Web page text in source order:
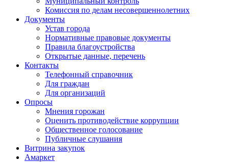
Комиссия по делам несовершеннолетних
Документы
Устав города
Нормативные правовые документы
Правила благоустройства
Открытые данные, перечень
Контакты
Телефонный справочник
Для граждан
Для организаций
Опросы
Мнения горожан
Оценить противодействие коррупции
Общественное голосование
Публичные слушания
Витрина закупок
Амаркет